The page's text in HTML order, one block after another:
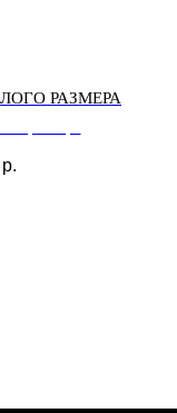
РАЗМЕРА
р.